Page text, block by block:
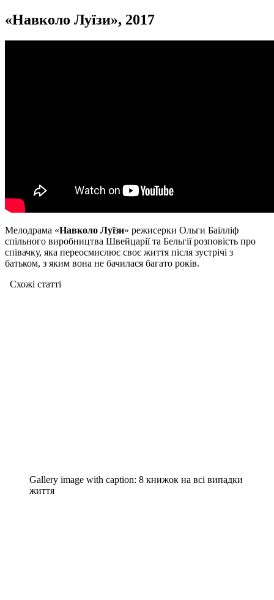
«Навколо Луїзи», 2017
Мелодрама «Навколо Луїзи» режисерки Ольги Баілліф
спільного виробництва Швейцарії та Бельгії розповість про
співачку, яка переосмислює своє життя після зустрічі з
батьком, з яким вона не бачилася багато років.
Схожі статтi
Gallery image with caption: 8 книжок на всі випадки
життя